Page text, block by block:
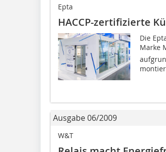
Epta
HACCP-zertifizierte
Die
Marke
Ausgabe 06/2009
W&T